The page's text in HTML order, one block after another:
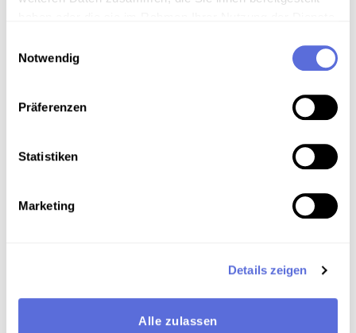
Notwendig
Präferenzen
Statistiken
Marketing
Details zeigen
Alle zulassen
+43 1 5973669-7158,E-Mail